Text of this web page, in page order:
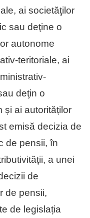
ai societăţilor
sau deţine o
autonome
teritoriale, ai
deţin o
și ai autorităților
emisă decizia de
de pensii, în
a unei
de
de pensii,
de legislația